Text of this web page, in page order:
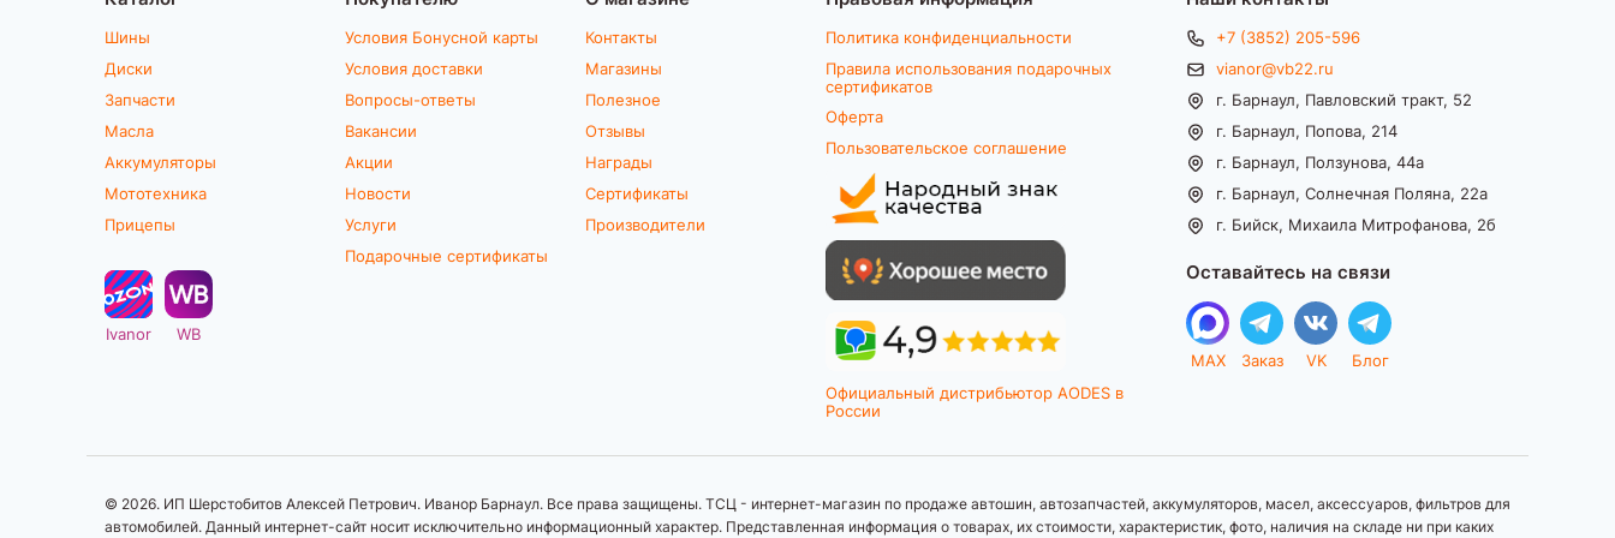
Шины
Диски
Запчасти
Масла
Аккумуляторы
Мототехника
Прицепы
Ivanor WB
Условия Бонусной карты
Условия доставки
Вопросы-ответы
Вакансии
Акции
Новости
Услуги
Подарочные сертификаты
Контакты
Магазины
Полезное
Отзывы
Награды
Сертификаты
Производители
Политика конфиденциальности
Правила использования подарочных
сертификатов
Оферта
Пользовательское соглашение
Официальный дистрибьютор AODES в
России
+7 (3852) 205-596
vianor@vb22.ru
г. Барнаул, Павловский тракт, 52
г. Барнаул, Попова, 214
г. Барнаул, Ползунова, 44а
г. Барнаул, Солнечная Поляна, 22а
г. Бийск, Михаила Митрофанова, 2б
Оставайтесь на связи
MAX Заказ VK Блог
© 2026. ИП Шерстобитов Алексей Петрович. Иванор Барнаул. Все права защищены. ТСЦ - интернет-магазин по продаже автошин, автозапчастей, аккумуляторов, масел, аксессуаров, фильтров для
автомобилей. Данный интернет-сайт носит исключительно информационный характер. Представленная информация о товарах, их стоимости, характеристик, фото, наличия на складе ни при каких